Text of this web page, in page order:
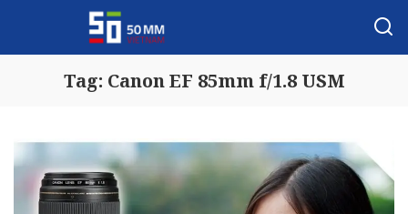
Tag: Canon EF 85mm f/1.8 USM